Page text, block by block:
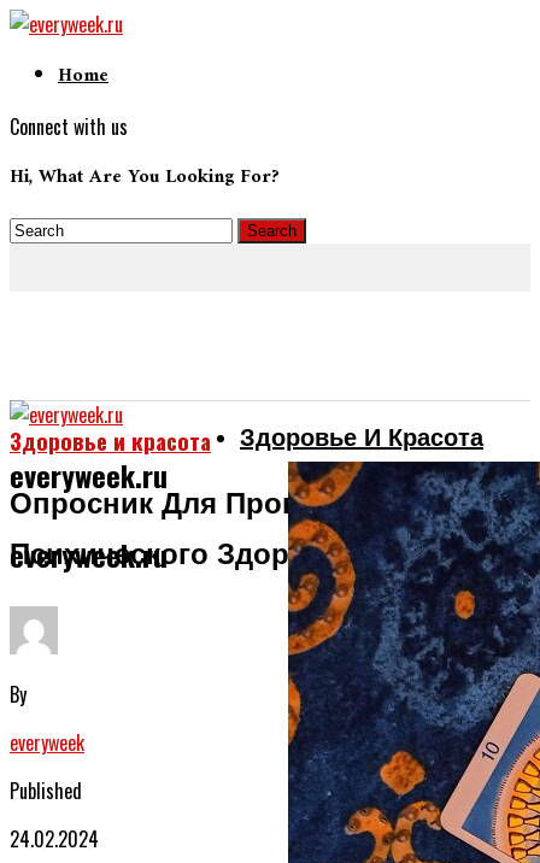
Home
Connect with us
Hi, What Are You Looking For?
everyweek.ru
everyweek.ru
Здоровье И Красота
Здоровье и красота
Опросник Для Проверки
Психического Здоровья
By
everyweek
Published
24.02.2024